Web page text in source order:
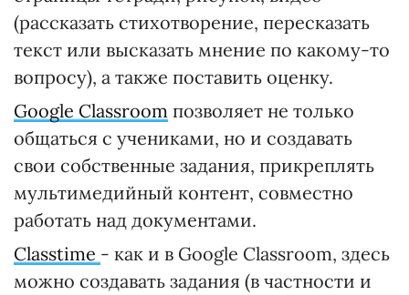
(рассказать стихотворение, пересказать
текст или высказать мнение по какому-то
вопросу), а также поставить оценку.
Google Classroom позволяет не только
общаться с учениками, но и создавать
свои собственные задания, прикреплять
мультимедийный контент, совместно
работать над документами.
Classtime - как и в Google Classroom, здесь
можно создавать задания (в частности и